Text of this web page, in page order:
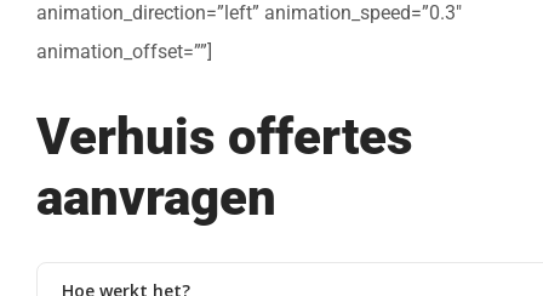
animation_direction=”left” animation_speed=”0.3″
animation_offset=””]
Verhuis offertes
aanvragen